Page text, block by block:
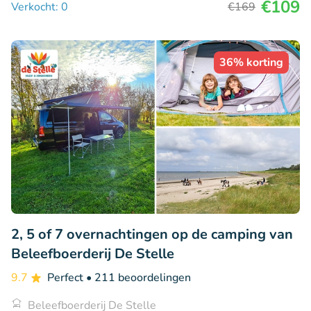
Verkocht: 0 €169 €109
36% korting
2, 5 of 7 overnachtingen op de camping van
Beleefboerderij De Stelle
9.7 Perfect • 211 beoordelingen
Beleefboerderij De Stelle